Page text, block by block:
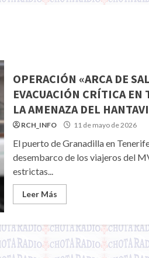
OPERACIÓN «ARCA DE
EVACUACIÓN CRÍTICA EN
LA AMENAZA DEL
RCH_INFO 11 de mayo de 2026
El puerto de Granadilla en
desembarco de los viajeros del
estrictas...
Leer Más